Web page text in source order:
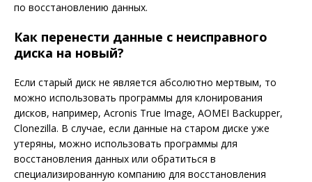
по восстановлению данных.
Как перенести данные с неисправного
диска на новый?
Если старый диск не является абсолютно мертвым, то
можно использовать программы для клонирования
дисков, например, Acronis True Image, AOMEI Backupper,
Clonezilla. В случае, если данные на старом диске уже
утеряны, можно использовать программы для
восстановления данных или обратиться в
специализированную компанию для восстановления